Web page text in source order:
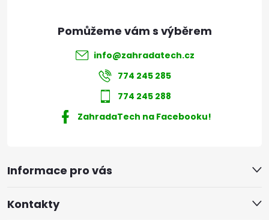
Informace pro vás
Kontakty
info@zahradatech.cz
774 245 285
774 245 288
ZahradaTech na Facebooku!